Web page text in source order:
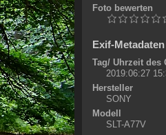
Foto bewerten
Exif-Metadaten
Tag/ Uhrzeit des
2019:06:27
Hersteller
SONY
Modell
SLT-A77V